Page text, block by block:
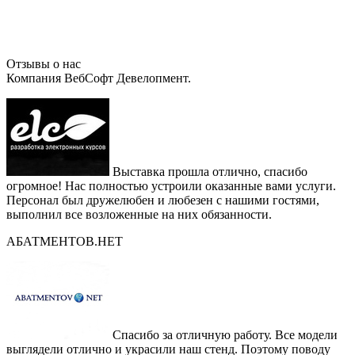
Отзывы о нас
Компания ВебСофт Девелопмент.
Выставка прошла отлично, спасибо
огромное! Нас полностью устроили оказанные вами услуги.
Персонал был дружелюбен и любезен с нашими гостями,
выполнил все возложенные на них обязанности.
АБАТМЕНТОВ.НЕТ
Спасибо за отличную работу. Все модели
выглядели отлично и украсили наш стенд. Поэтому поводу